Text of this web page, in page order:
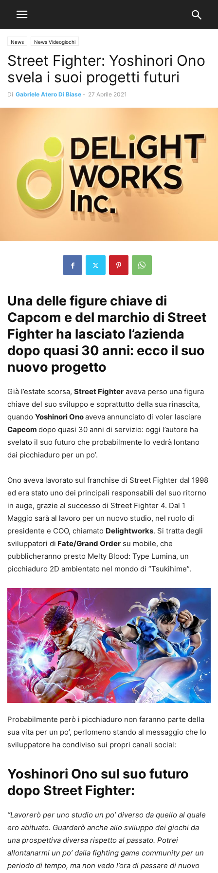
News News Videogiochi
Street Fighter: Yoshinori Ono
svela i suoi progetti futuri
Di Gabriele Atero Di Biase - 27 Aprile 2021
Una delle figure chiave di
Capcom e del marchio di Street
Fighter ha lasciato l’azienda
dopo quasi 30 anni: ecco il suo
nuovo progetto
Già l’estate scorsa, Street Fighter aveva perso una figura
chiave del suo sviluppo e soprattutto della sua rinascita,
quando Yoshinori Onoaveva annunciato di voler lasciare
Capcom dopo quasi 30 anni di servizio: oggi l’autore ha
svelato il suo futuro che probabilmente lo vedrà lontano
dai picchiaduro per un po’.
Ono aveva lavorato sul franchise di Street Fighter dal 1998
ed era stato uno dei principali responsabili del suo ritorno
in auge, grazie al successo di Street Fighter 4. Dal 1
Maggio sarà al lavoro per un nuovo studio, nel ruolo di
presidente e COO, chiamato Delightworks. Si tratta degli
sviluppatori di Fate/Grand Order su mobile, che
pubblicheranno presto Melty Blood: Type Lumina, un
picchiaduro 2D ambientato nel mondo di “Tsukihime”.
Probabilmente però i picchiaduro non faranno parte della
sua vita per un po’, perlomeno stando al messaggio che lo
sviluppatore ha condiviso sui propri canali social:
Yoshinori Ono sul suo futuro
dopo Street Fighter:
“Lavorerò per uno studio un po’ diverso da quello al quale
ero abituato. Guarderò anche allo sviluppo dei giochi da
una prospettiva diversa rispetto al passato. Potrei
allontanarmi un po’ dalla fighting game community per un
periodo di tempo, ma non vedo l’ora di passare di nuovo